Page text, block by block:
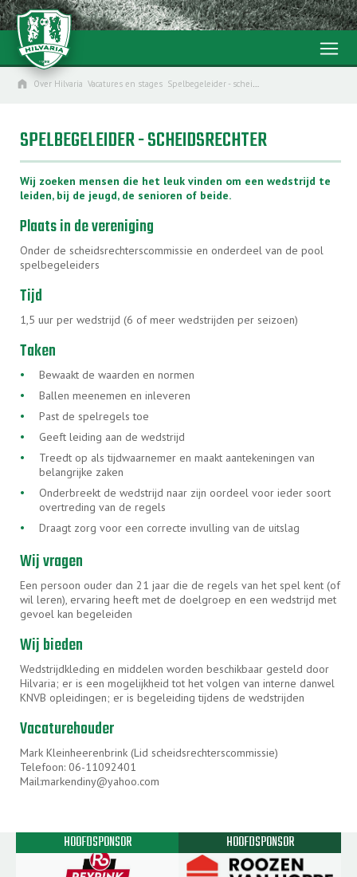
menu
home Over Hilvaria Vacatures en stages Spelbegeleider - scheidsrechter
SPELBEGELEIDER - SCHEIDSRECHTER
Wij zoeken mensen die het leuk vinden om een wedstrijd te
leiden, bij de jeugd, de senioren of beide.
Plaats in de vereniging
Onder de scheidsrechterscommissie en onderdeel van de pool
spelbegeleiders
Tijd
1,5 uur per wedstrijd (6 of meer wedstrijden per seizoen)
Taken
Bewaakt de waarden en normen
Ballen meenemen en inleveren
Past de spelregels toe
Geeft leiding aan de wedstrijd
Treedt op als tijdwaarnemer en maakt aantekeningen van
belangrijke zaken
Onderbreekt de wedstrijd naar zijn oordeel voor ieder soort
overtreding van de regels
Draagt zorg voor een correcte invulling van de uitslag
Wij vragen
Een persoon ouder dan 21 jaar die de regels van het spel kent (of
wil leren), ervaring heeft met de doelgroep en een wedstrijd met
gevoel kan begeleiden
Wij bieden
Wedstrijdkleding en middelen worden beschikbaar gesteld door
Hilvaria; er is een mogelijkheid tot het volgen van interne danwel
KNVB opleidingen; er is begeleiding tijdens de wedstrijden
Vacaturehouder
Mark Kleinheerenbrink (Lid scheidsrechterscommissie)
Telefoon: 06-11092401
Mail:markendiny@yahoo.com
HOOFDSPONSOR HOOFDSPONSOR